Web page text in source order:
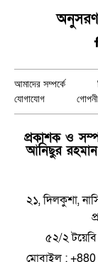
আমাদের সম্পর্কে
যোগাযোগ
প্রকাশক ও
আনিছুর রহমান
২১, দিলকুশা,
৫২/২ টয়েবি
মোবাইল :